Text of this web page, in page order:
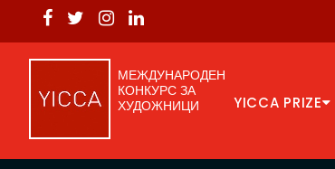
МЕЖДУНАРОДЕН
КОНКУРС ЗА
ХУДОЖНИЦИ
YICCA PRIZE